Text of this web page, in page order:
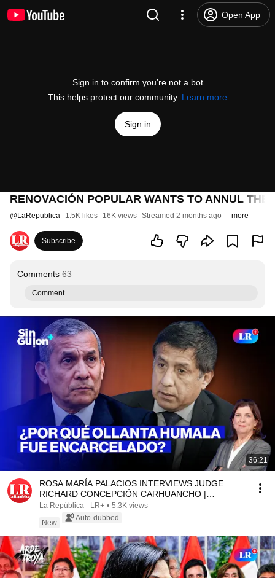
Open App
Sign in to confirm you’re not a bot
This helps protect our community. Learn more
Sign in
RENOVACIÓN POPULAR WANTS TO ANNUL
@LaRepublica 1.5K likes 16K views Streamed 2 months ago more
Subscribe
Comments 63
Comment...
36:21
ROSA MARÍA PALACIOS INTERVIEWS JUDGE
RICHARD CONCEPCIÓN CARHUANCHO |
WITHOUT A SCRIPT
La República - LR+ • 5.3K views
New
Auto-dubbed